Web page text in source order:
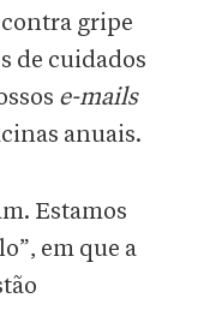
gripe
de cuidados
e-mails
anuais.
Estamos
em que a